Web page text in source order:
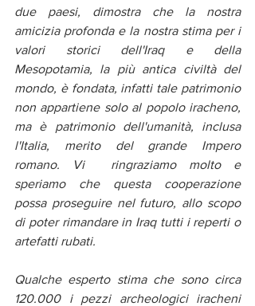
due paesi, dimostra che la nostra
amicizia profonda e la nostra stima per i
valori storici dell'Iraq e della
Mesopotamia, la più antica civiltà del
mondo, è fondata, infatti tale patrimonio
non appartiene solo al popolo iracheno,
ma è patrimonio dell'umanità, inclusa
l'Italia, merito del grande Impero
romano. Vi  ringraziamo molto e
speriamo che questa cooperazione
possa proseguire nel futuro, allo scopo
di poter rimandare in Iraq tutti i reperti o
artefatti rubati.
Qualche esperto stima che sono circa
120.000 i pezzi archeologici iracheni